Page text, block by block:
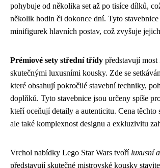
pohybuje od několika set až po tisíce dílků,
několik hodin či dokonce dní. Tyto
minifigurek hlavních postav, což zvyšuje
Prémiové sety střední třídy představují
skutečnými luxusními kousky. Zde se
které obsahují pokročilé stavební techniky,
doplňků. Tyto stavebnice jsou určeny spíše
kteří oceňují detaily a autenticitu. Cena těchto
ale také komplexnost designu a exkluzivitu
Vrchol nabídky Lego Star Wars tvoří luxusní
představují skutečné mistrovské kousky